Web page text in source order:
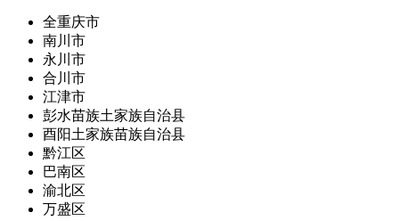
全重庆市
南川市
永川市
合川市
江津市
彭水苗族土家族自治县
酉阳土家族苗族自治县
黔江区
巴南区
渝北区
万盛区